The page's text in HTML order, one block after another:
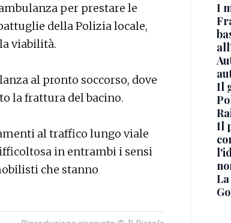
per prestare le
della Polizia locale,
viabilità.
al pronto soccorso, dove
la frattura del bacino.
al traffico lungo viale
in entrambi i sensi
che stanno
I
Il
Il